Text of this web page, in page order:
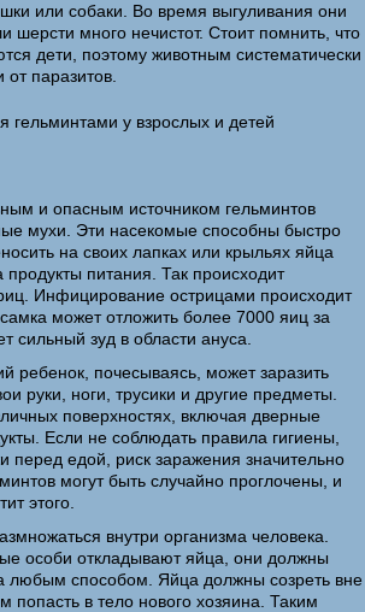
или собаки. Во время выгуливания они
шерсти много нечистот. Стоит помнить, что
дети, поэтому животным систематически
от паразитов.
и опасным источником гельминтов
мухи. Эти насекомые способны быстро
на своих лапках или крыльях яйца
продукты питания. Так происходит
Инфицирование острицами происходит
может отложить более 7000 яиц за
сильный зуд в области ануса.
ребенок, почесываясь, может заразить
руки, ноги, трусики и другие предметы.
поверхностях, включая дверные
Если не соблюдать правила гигиены,
перед едой, риск заражения значительно
могут быть случайно проглочены, и
этого.
внутри организма человека.
особи откладывают яйца, они должны
любым способом. Яйца должны созреть вне
попасть в тело нового хозяина. Таким